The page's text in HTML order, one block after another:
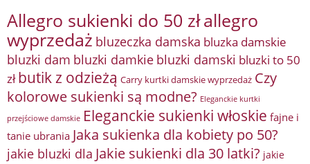
Allegro sukienki do 50 złallegro
wyprzedaż bluzeczka damska bluzka damskie
bluzki dam bluzki damkie bluzki damski bluzki to 50
zł butik z odzieżą Carry kurtki damskie wyprzedaż Czy
kolorowe sukienki są modne? Eleganckie kurtki
przejściowe damskie Eleganckie sukienki włoskie fajne i
tanie ubrania Jaka sukienka dla kobiety po 50?
jakie bluzki dla Jakie sukienki dla 30 latki? jakie